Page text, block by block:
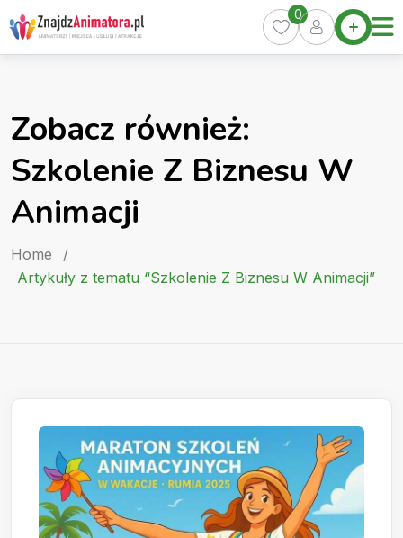
Skip
to
content
Home
Oferty
Kurs
0
Zobacz również:
Szkolenie Z Biznesu W
Animacji
Home
/
Artykuły z tematu “Szkolenie Z Biznesu W Animacji”